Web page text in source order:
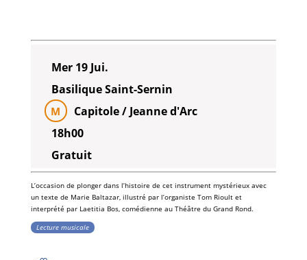
Mer 19 Jui.
Basilique Saint-Sernin
M
Capitole / Jeanne d'Arc
18h00
Gratuit
L’occasion de plonger dans l’histoire de cet instrument mystérieux avec
un texte de Marie Baltazar, illustré par l’organiste Tom Rioult et
interprété par Laetitia Bos, comédienne au Théâtre du Grand Rond.
Lecture musicale